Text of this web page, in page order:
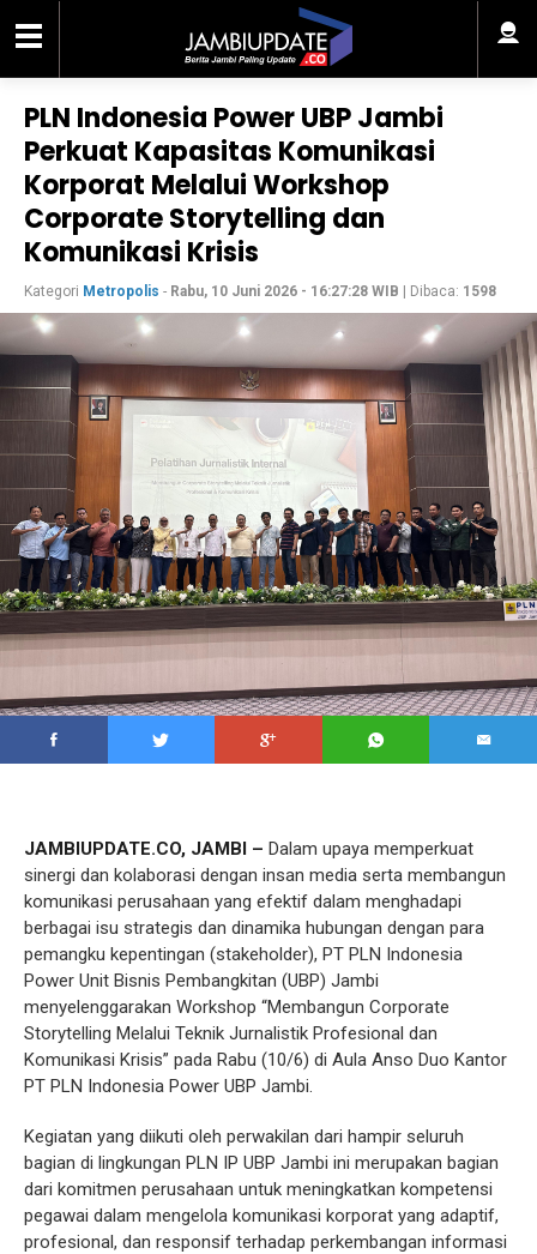
PLN Indonesia Power UBP Jambi
Perkuat Kapasitas Komunikasi
Korporat Melalui Workshop
Corporate Storytelling dan
Komunikasi Krisis
Kategori Metropolis - Rabu, 10 Juni 2026 - 16:27:28 WIB | Dibaca: 1598
JAMBIUPDATE.CO, JAMBI – Dalam upaya memperkuat
sinergi dan kolaborasi dengan insan media serta membangun
komunikasi perusahaan yang efektif dalam menghadapi
berbagai isu strategis dan dinamika hubungan dengan para
pemangku kepentingan (stakeholder), PT PLN Indonesia
Power Unit Bisnis Pembangkitan (UBP) Jambi
menyelenggarakan Workshop “Membangun Corporate
Storytelling Melalui Teknik Jurnalistik Profesional dan
Komunikasi Krisis” pada Rabu (10/6) di Aula Anso Duo Kantor
PT PLN Indonesia Power UBP Jambi.
Kegiatan yang diikuti oleh perwakilan dari hampir seluruh
bagian di lingkungan PLN IP UBP Jambi ini merupakan bagian
dari komitmen perusahaan untuk meningkatkan kompetensi
pegawai dalam mengelola komunikasi korporat yang adaptif,
profesional, dan responsif terhadap perkembangan informasi